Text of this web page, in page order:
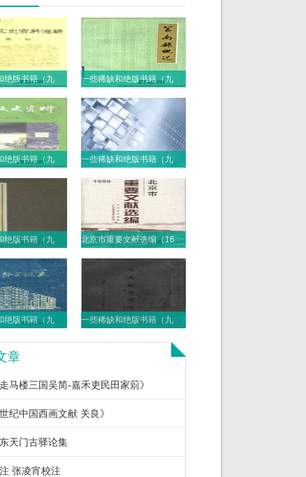
北京市重要文献选编（16册）PDF电子版
章
走马楼三国吴简-嘉禾吏民田家莂》
世纪中国西画文献 关良》
天门古驿论集
张凌宵校注